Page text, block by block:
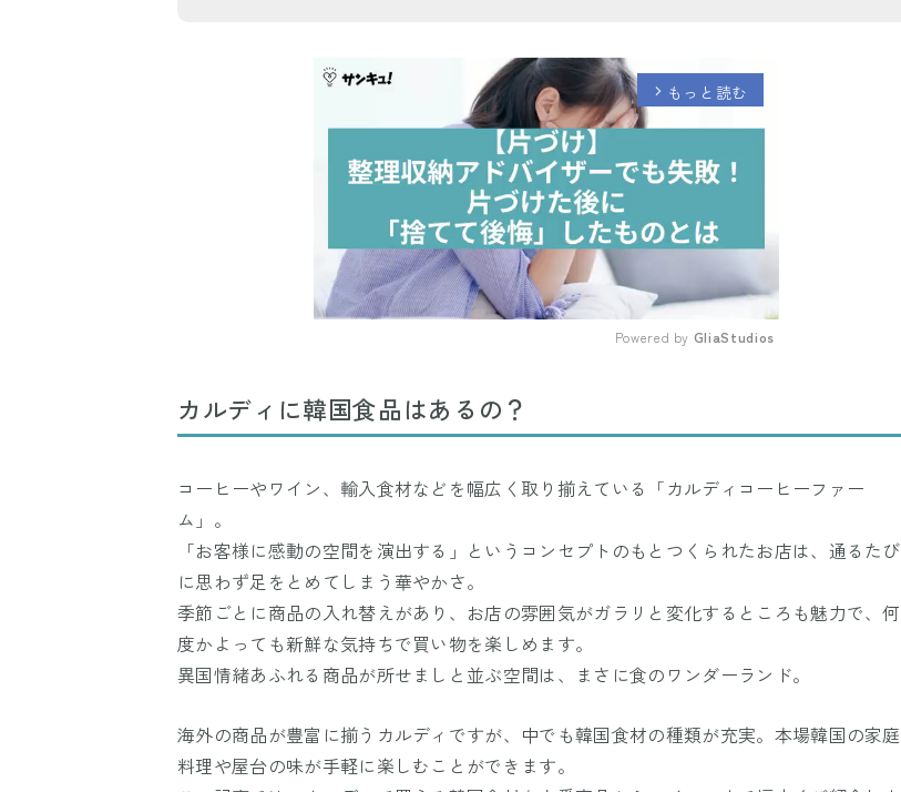
arrow_forward_ios もっと読む
Powered by GliaStudios
カルディに韓国食品はあるの？
コーヒーやワイン、輸入食材などを幅広く取り揃えている「カルディコーヒーファー
ム」。
「お客様に感動の空間を演出する」というコンセプトのもとつくられたお店は、通るたび
に思わず足をとめてしまう華やかさ。
季節ごとに商品の入れ替えがあり、お店の雰囲気がガラリと変化するところも魅力で、何
度かよっても新鮮な気持ちで買い物を楽しめます。
異国情緒あふれる商品が所せましと並ぶ空間は、まさに食のワンダーランド。
海外の商品が豊富に揃うカルディですが、中でも韓国食材の種類が充実。本場韓国の家庭
料理や屋台の味が手軽に楽しむことができます。